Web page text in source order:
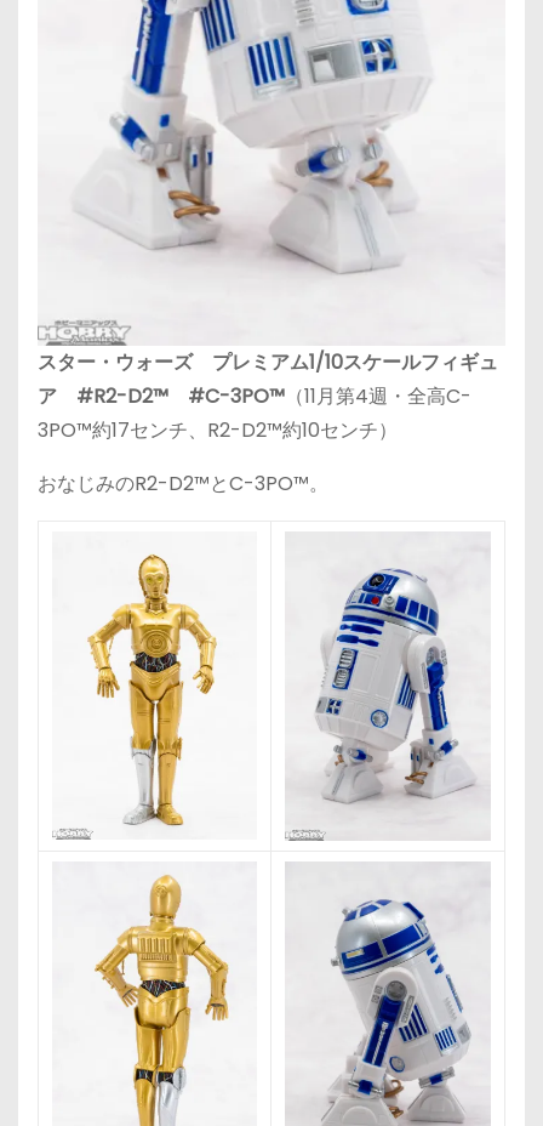
スター・ウォーズ プレミアム1/10スケールフィギュ
ア #R2-D2™ #C-3PO™ （11月第4週・全高C-
3PO™約17センチ、R2-D2™約10センチ）
おなじみのR2-D2™とC-3PO™。